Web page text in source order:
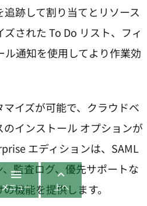
跡して割り当てとリソース
された To Do リスト、フィ
ル通知を使用してより作業効
イズが可能で、クラウドベ
インストール オプションが
エディションは、SAML
監査ログ、優先サポートな
機能を提供します。

メニュー

上へ